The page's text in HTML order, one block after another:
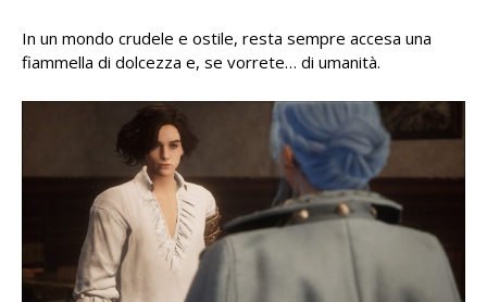
In un mondo crudele e ostile, resta sempre accesa una
fiammella di dolcezza e, se vorrete… di umanità.